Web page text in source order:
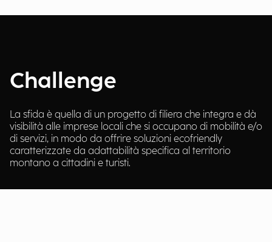
Challenge
La sfida è quella di un progetto di filiera che integra e dà
visibilità alle imprese locali che si occupano di mobilità e/o
di servizi, in modo da offrire soluzioni ecofriendly
caratterizzate da adattabilità specifica al territorio
montano a cittadini e turisti.